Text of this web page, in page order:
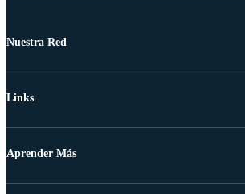
Nuestra Red
Links
Aprender Más